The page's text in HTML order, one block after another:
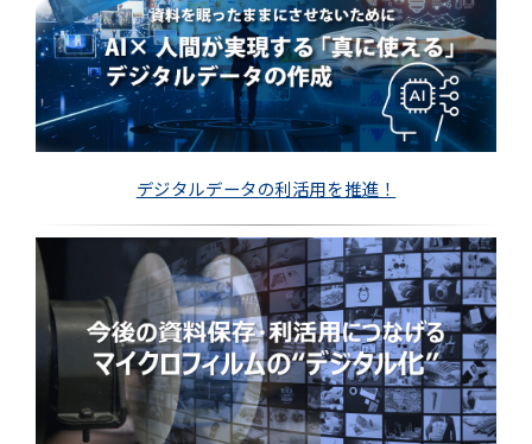
デジタルデータの利活用を推進！